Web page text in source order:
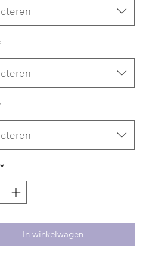
*
In winkelwagen